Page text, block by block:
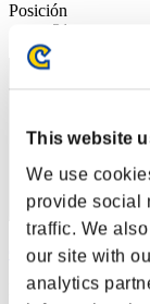
This website
We use
provide social
traffic. We
our site with
analytics
Posición
31
CRISTOFER
Puntos:41424868